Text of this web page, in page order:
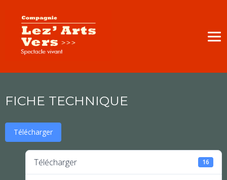
FICHE TECHNIQUE
Télécharger
Télécharger 16